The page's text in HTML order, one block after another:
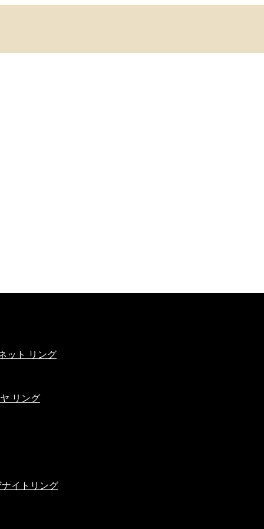
ット リング
リング
イトリング